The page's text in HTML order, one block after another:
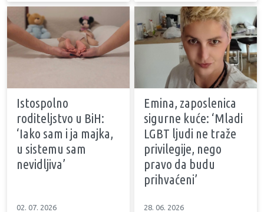
Istospolno
roditeljstvo u BiH:
‘Iako sam i ja majka,
u sistemu sam
nevidljiva’
02. 07. 2026
Emina, zaposlenica
sigurne kuće: ‘Mladi
LGBT ljudi ne traže
privilegije, nego
pravo da budu
prihvaćeni’
28. 06. 2026